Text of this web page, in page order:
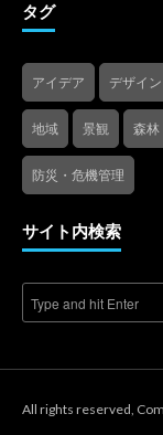
タグ
アイデア デザイン
地域 景観 森林
防災・危機管理
サイト内検索
All rights reserved,